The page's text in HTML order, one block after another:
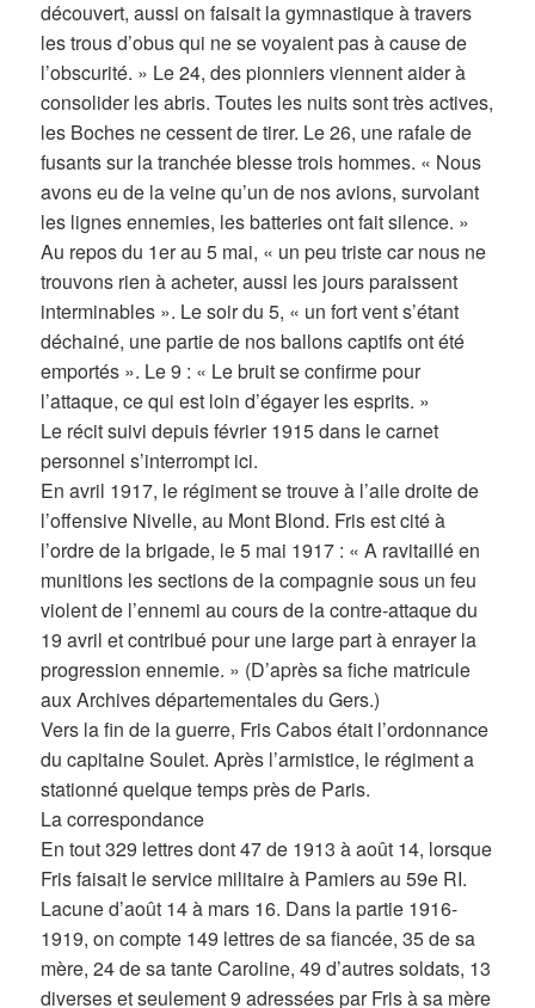
découvert, aussi on faisait la gymnastique à travers
les trous d’obus qui ne se voyaient pas à cause de
l’obscurité. » Le 24, des pionniers viennent aider à
consolider les abris. Toutes les nuits sont très actives,
les Boches ne cessent de tirer. Le 26, une rafale de
fusants sur la tranchée blesse trois hommes. « Nous
avons eu de la veine qu’un de nos avions, survolant
les lignes ennemies, les batteries ont fait silence. »
Au repos du 1er au 5 mai, « un peu triste car nous ne
trouvons rien à acheter, aussi les jours paraissent
interminables ». Le soir du 5, « un fort vent s’étant
déchainé, une partie de nos ballons captifs ont été
emportés ». Le 9 : « Le bruit se confirme pour
l’attaque, ce qui est loin d’égayer les esprits. »
Le récit suivi depuis février 1915 dans le carnet
personnel s’interrompt ici.
En avril 1917, le régiment se trouve à l’aile droite de
l’offensive Nivelle, au Mont Blond. Fris est cité à
l’ordre de la brigade, le 5 mai 1917 : « A ravitaillé en
munitions les sections de la compagnie sous un feu
violent de l’ennemi au cours de la contre-attaque du
19 avril et contribué pour une large part à enrayer la
progression ennemie. » (D’après sa fiche matricule
aux Archives départementales du Gers.)
Vers la fin de la guerre, Fris Cabos était l’ordonnance
du capitaine Soulet. Après l’armistice, le régiment a
stationné quelque temps près de Paris.
La correspondance
En tout 329 lettres dont 47 de 1913 à août 14, lorsque
Fris faisait le service militaire à Pamiers au 59e RI.
Lacune d’août 14 à mars 16. Dans la partie 1916-
1919, on compte 149 lettres de sa fiancée, 35 de sa
mère, 24 de sa tante Caroline, 49 d’autres soldats, 13
diverses et seulement 9 adressées par Fris à sa mère